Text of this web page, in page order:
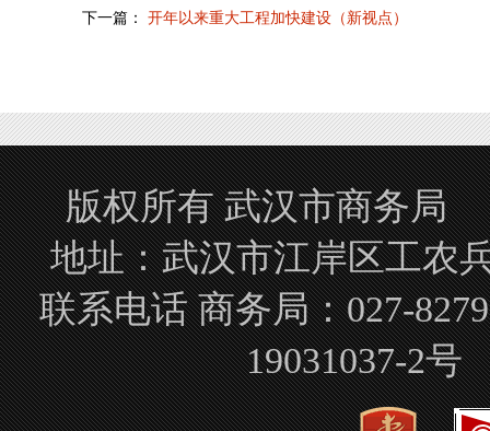
下一篇： 开年以来重大工程加快建设（新视点）
版权所有 武汉市商务局
地址：武汉市江岸区工
联系电话 商务局：027-
19031037-2号